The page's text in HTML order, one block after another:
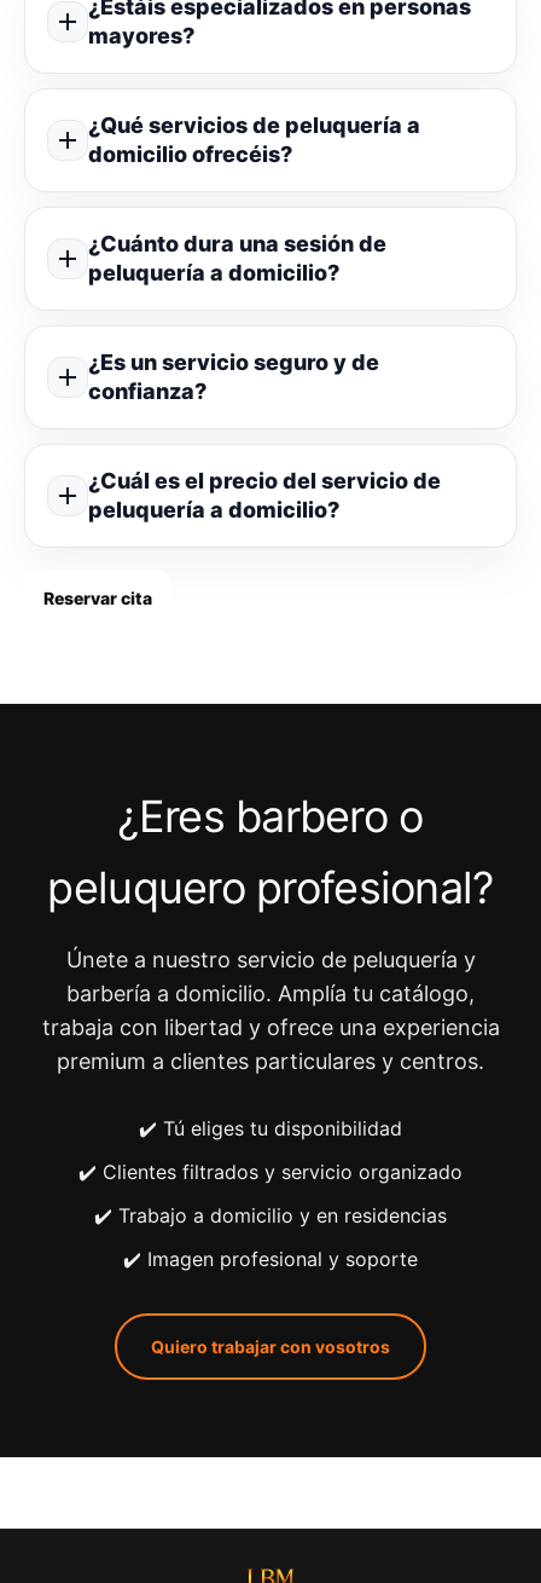
¿Estáis especializados en personas
mayores?
¿Qué servicios de peluquería a
domicilio ofrecéis?
¿Cuánto dura una sesión de
peluquería a domicilio?
¿Es un servicio seguro y de
confianza?
¿Cuál es el precio del servicio de
peluquería a domicilio?
Reservar cita
¿Eres barbero o
peluquero profesional?
Únete a nuestro servicio de peluquería y
barbería a domicilio. Amplía tu catálogo,
trabaja con libertad y ofrece una experiencia
premium a clientes particulares y centros.
✔️ Tú eliges tu disponibilidad
✔️ Clientes filtrados y servicio organizado
✔️ Trabajo a domicilio y en residencias
✔️ Imagen profesional y soporte
Quiero trabajar con vosotros